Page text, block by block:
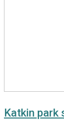
Katkin park